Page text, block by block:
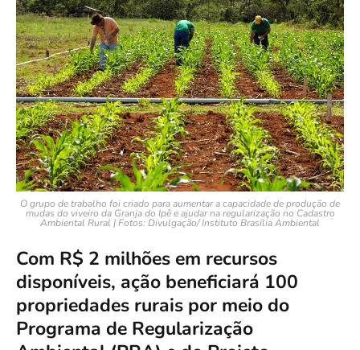
O grupo de trabalho foi criado para aumentar a capacidade de produção de
mudas do viveiro da Granja do Ipê e ajudar na regularização no Cadastro
Ambiental Rural | Fotos: Divulgação/ Instituto Brasília Ambiental
Com R$ 2 milhões em recursos
disponíveis, ação beneficiará 100
propriedades rurais por meio do
Programa de Regularização